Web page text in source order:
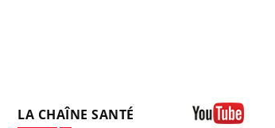
LA CHAÎNE SANTÉ